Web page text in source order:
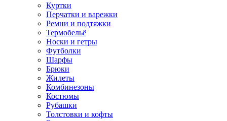
Куртки
Перчатки и варежки
Ремни и подтяжки
Термобельё
Носки и гетры
Футболки
Шарфы
Брюки
Жилеты
Комбинезоны
Костюмы
Рубашки
Толстовки и кофты